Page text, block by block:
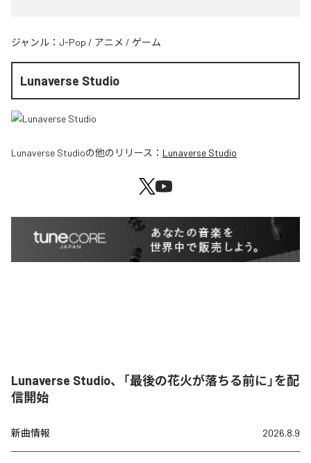
ジャンル： J-Pop / アニメ / ゲーム
Lunaverse Studio
Lunaverse Studioの他のリリース： Lunaverse Studio
Lunaverse Studio、「最後の花火が落ちる前に」を配
信開始
新曲情報 2026.8.9